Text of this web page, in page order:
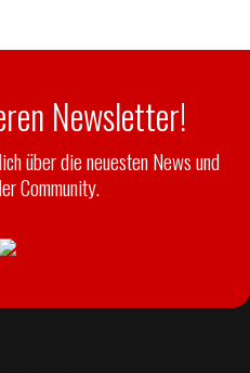
Newsletter!
über die neuesten News und
Community.